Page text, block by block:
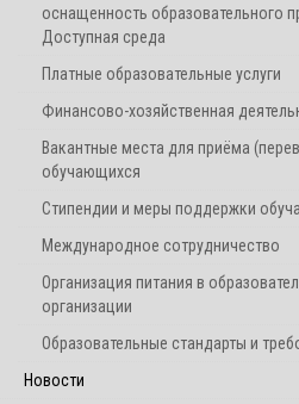
оснащенность образовательного
Доступная среда
Платные образовательные услуги
Финансово-хозяйственная
Вакантные места для приёма
обучающихся
Стипендии и меры поддержки
Международное сотрудничество
Организация питания в
организации
Образовательные стандарты и
Новости